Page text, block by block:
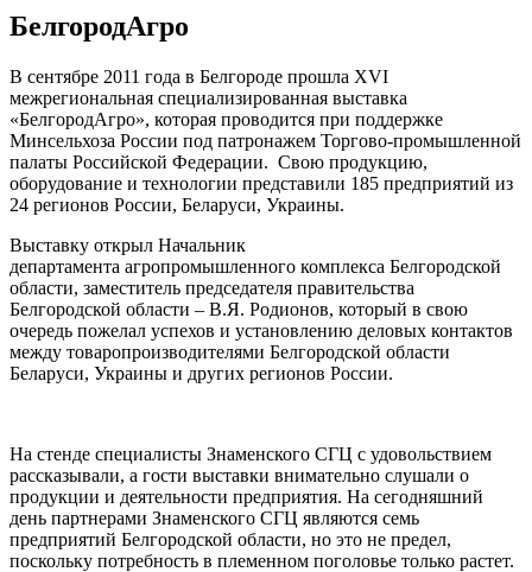
БелгородАгро
В сентябре 2011 года в Белгороде прошла XVI
межрегиональная специализированная выставка
«БелгородАгро», которая проводится при поддержке
Минсельхоза России под патронажем Торгово-промышленной
палаты Российской Федерации. Свою продукцию,
оборудование и технологии представили 185 предприятий из
24 регионов России, Беларуси, Украины.
Выставку открыл Начальник
департамента агропромышленного комплекса Белгородской
области, заместитель председателя правительства
Белгородской области – В.Я. Родионов, который в свою
очередь пожелал успехов и установлению деловых контактов
между товаропроизводителями Белгородской области
Беларуси, Украины и других регионов России.
На стенде специалисты Знаменского СГЦ с удовольствием
рассказывали, а гости выставки внимательно слушали о
продукции и деятельности предприятия. На сегодняшний
день партнерами Знаменского СГЦ являются семь
предприятий Белгородской области, но это не предел,
поскольку потребность в племенном поголовье только растет.